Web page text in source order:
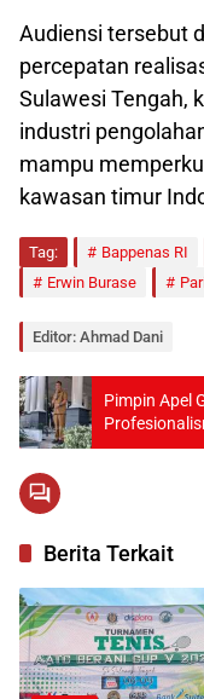
Audiensi tersebut
percepatan
Sulawesi Tengah,
industri
mampu
kawasan timur
Tag: Bappenas RI
Erwin Burase
Editor: Ahmad Dani
Pimpin Apel
Berita Terkait